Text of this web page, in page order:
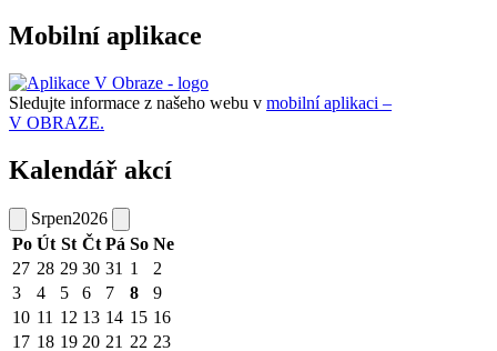
Mobilní aplikace
Sledujte informace z našeho webu v mobilní aplikaci –
V OBRAZE.
Kalendář akcí
Srpen2026
Po Út St Čt Pá So Ne
27 28 29 30 31 1
2
3
4 5 6 7 8
9
10 11 12 13 14 15 16
17 18 19 20 21 22 23